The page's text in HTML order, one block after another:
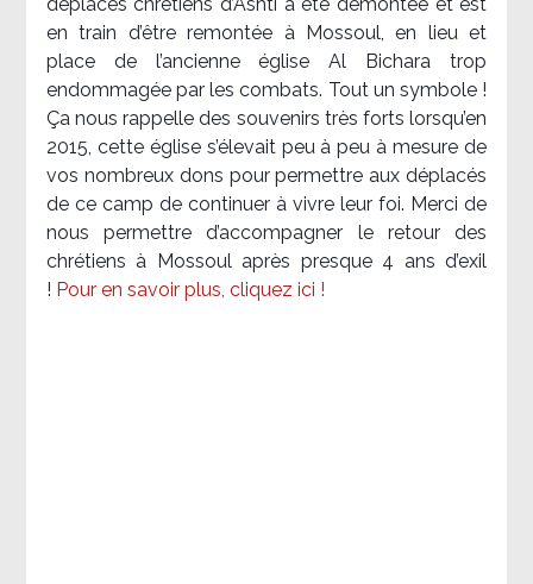
en train d’être remontée à Mossoul, en lieu et
place de l’ancienne église Al Bichara trop
endommagée par les combats. Tout un symbole !
Ça nous rappelle des souvenirs très forts lorsqu’en
2015, cette église s’élevait peu à peu à mesure de
vos nombreux dons pour permettre aux déplacés
de ce camp de continuer à vivre leur foi. Merci de
nous permettre d’accompagner le retour des
chrétiens à Mossoul après presque 4 ans d’exil
! Pour en savoir plus, cliquez ici !